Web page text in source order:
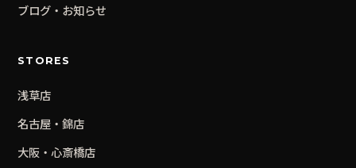
ブログ・お知らせ
STORES
浅草店
名古屋・錦店
大阪・心斎橋店